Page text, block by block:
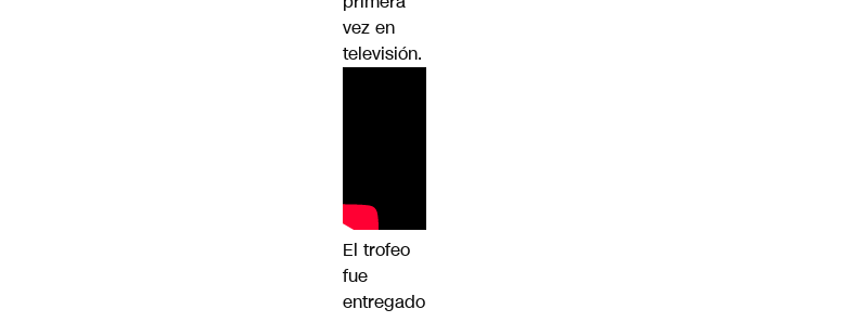
vez en
televisión.
El trofeo
fue
entregado